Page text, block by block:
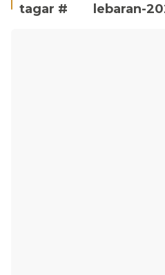
tagar #
lebaran-